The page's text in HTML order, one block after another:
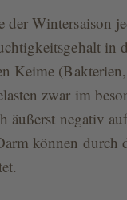
Wintersaison
in
Keime
zwar im
negativ
können durch